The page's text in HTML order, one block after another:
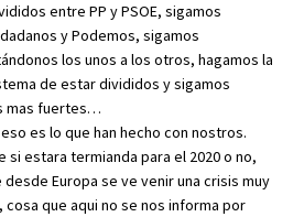
entre PP y PSOE, sigamos
y Podemos, sigamos
los unos a los otros, hagamos la
de estar divididos y sigamos
mas fuertes…
es lo que han hecho con nostros.
si estara termianda para el 2020 o no,
Europa se ve venir una crisis muy
cosa que aqui no se nos informa por